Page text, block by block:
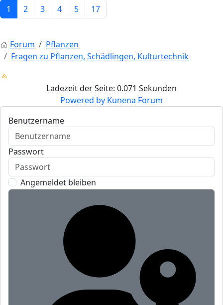
1 2 3 4 5 17
Forum
Pflanzen
Fragen zu Pflanzen, Schädlingen, Kulturtechnik
Ladezeit der Seite: 0.071 Sekunden
Powered by Kunena Forum
Benutzername
Passwort
Angemeldet bleiben